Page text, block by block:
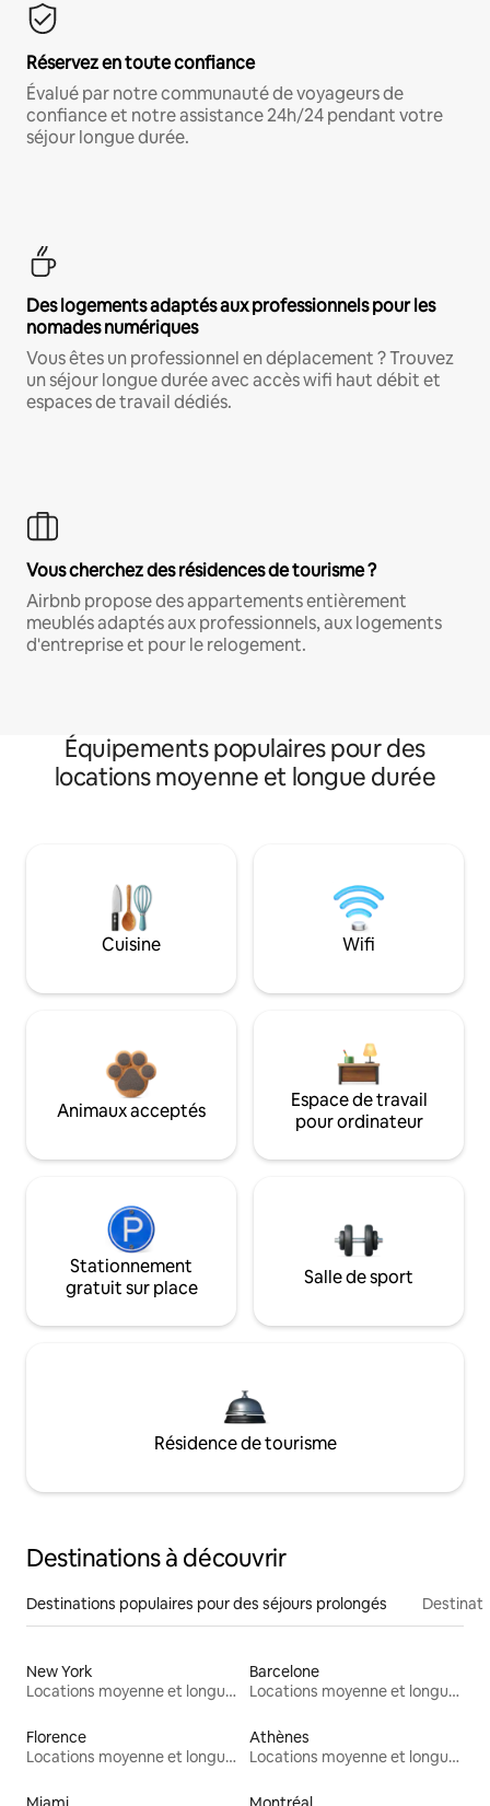
Réservez en toute confiance
Évalué par notre communauté de voyageurs de
confiance et notre assistance 24h/24 pendant votre
séjour longue durée.
Des logements adaptés aux professionnels pour les
nomades numériques
Vous êtes un professionnel en déplacement ? Trouvez
un séjour longue durée avec accès wifi haut débit et
espaces de travail dédiés.
Vous cherchez des résidences de tourisme ?
Airbnb propose des appartements entièrement
meublés adaptés aux professionnels, aux logements
d'entreprise et pour le relogement.
Équipements populaires pour des
locations moyenne et longue durée
Cuisine Wifi
Animaux acceptés
Espace de travail
pour ordinateur
Stationnement
gratuit sur place
Salle de sport
Résidence de tourisme
Destinations à découvrir
Destinations populaires pour des séjours prolongés
New York
Locations moyenne et longue durée
Barcelone
Locations moyenne et longue durée
Florence
Locations moyenne et longue durée
Athènes
Locations moyenne et longue durée